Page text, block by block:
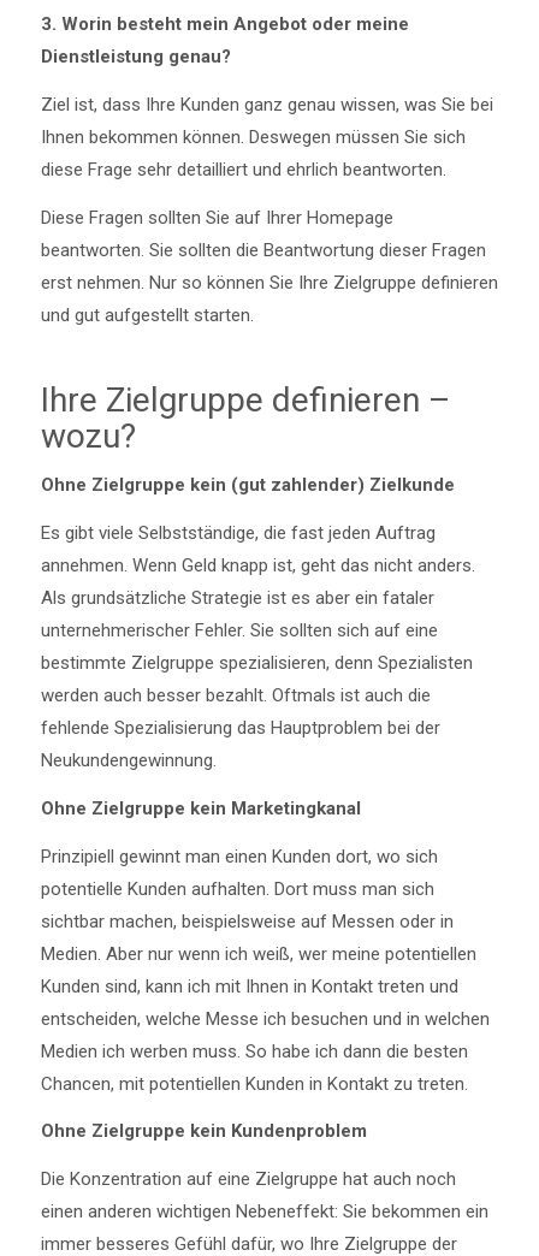
3. Worin besteht mein Angebot oder meine
Dienstleistung genau?
Ziel ist, dass Ihre Kunden ganz genau wissen, was Sie bei
Ihnen bekommen können. Deswegen müssen Sie sich
diese Frage sehr detailliert und ehrlich beantworten.
Diese Fragen sollten Sie auf Ihrer Homepage
beantworten. Sie sollten die Beantwortung dieser Fragen
erst nehmen. Nur so können Sie Ihre Zielgruppe definieren
und gut aufgestellt starten.
Ihre Zielgruppe definieren –
wozu?
Ohne Zielgruppe kein (gut zahlender) Zielkunde
Es gibt viele Selbstständige, die fast jeden Auftrag
annehmen. Wenn Geld knapp ist, geht das nicht anders.
Als grundsätzliche Strategie ist es aber ein fataler
unternehmerischer Fehler. Sie sollten sich auf eine
bestimmte Zielgruppe spezialisieren, denn Spezialisten
werden auch besser bezahlt. Oftmals ist auch die
fehlende Spezialisierung das Hauptproblem bei der
Neukundengewinnung.
Ohne Zielgruppe kein Marketingkanal
Prinzipiell gewinnt man einen Kunden dort, wo sich
potentielle Kunden aufhalten. Dort muss man sich
sichtbar machen, beispielsweise auf Messen oder in
Medien. Aber nur wenn ich weiß, wer meine potentiellen
Kunden sind, kann ich mit Ihnen in Kontakt treten und
entscheiden, welche Messe ich besuchen und in welchen
Medien ich werben muss. So habe ich dann die besten
Chancen, mit potentiellen Kunden in Kontakt zu treten.
Ohne Zielgruppe kein Kundenproblem
Die Konzentration auf eine Zielgruppe hat auch noch
einen anderen wichtigen Nebeneffekt: Sie bekommen ein
immer besseres Gefühl dafür, wo Ihre Zielgruppe der